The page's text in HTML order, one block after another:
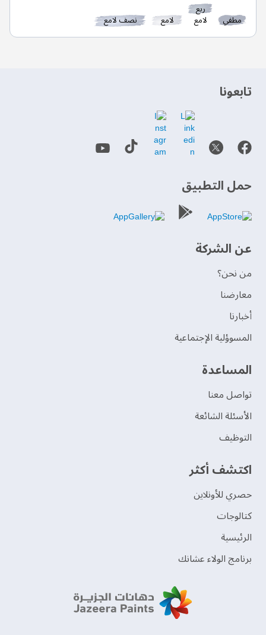
مطفي
ربع
لامع لامع نصف لامع
‫تابعونا‬
حمل التطبيق
عن الشركة
من نحن؟
‫معارضنا‬
‫أخبارنا‬
المسوؤلية الإجتماعية
‫المساعدة‬
تواصل معنا
الأسئلة الشائعة
التوظيف
اكتشف أكثر
حصري للأونلاين
‫كتالوجات‬
الرئيسية
برنامج الولاء عشانك